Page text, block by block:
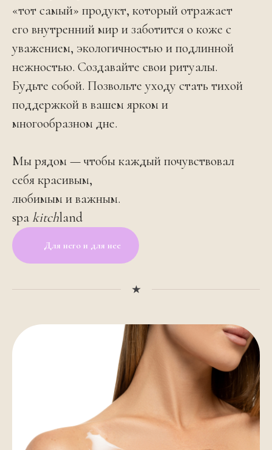
«тот самый» продукт, который отражает
его внутренний мир и заботится о коже с
уважением, экологичностью и подлинной
нежностью. Создавайте свои ритуалы.
Будьте собой. Позвольте уходу стать тихой
поддержкой в вашем ярком и
многообразном дне.
Мы рядом — чтобы каждый почувствовал
себя красивым,
любимым и важным.
spakitchland
Для него и для нее